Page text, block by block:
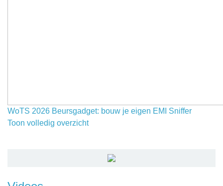
WoTS 2026 Beursgadget: bouw je eigen EMI Sniffer
Toon volledig overzicht